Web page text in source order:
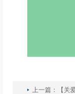
上一篇： 【关